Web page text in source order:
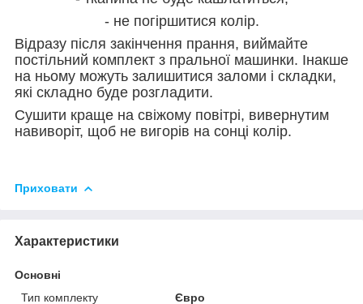
- не погіршитися колір.
Відразу після закінчення прання, виймайте
постільний комплект з пральної машинки. Інакше
на ньому можуть залишитися заломи і складки,
які складно буде розгладити.
Сушити краще на свіжому повітрі, вивернутим
навиворіт, щоб не вигорів на сонці колір.
Приховати
Характеристики
Основні
Тип комплекту
Євро